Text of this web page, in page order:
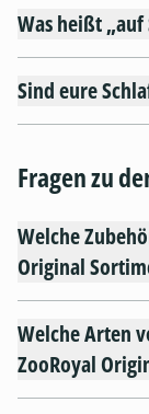
Was heißt
Sind eure
Fragen zu
Welche
Original
Welche Arten
ZooRoyal